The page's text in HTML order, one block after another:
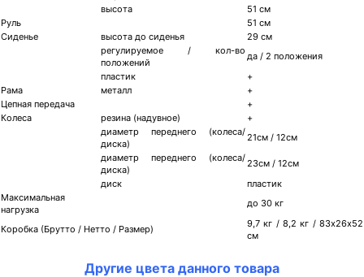
высота
51 см
Руль
51 см
Сиденье
высота до сиденья
29 см
регулируемое / кол-во
положений
да / 2 положения
пластик
+
Рама
металл
+
Цепная передача
+
Колеса
резина (надувное)
+
диаметр переднего (колеса/
диска)
21см / 12см
диаметр переднего (колеса/
диска)
23см / 12см
диск
пластик
Максимальная
нагрузка
до 30 кг
Коробка (Брутто / Нетто / Размер)
9,7 кг / 8,2 кг / 83х26х52
см
Другие цвета данного товара